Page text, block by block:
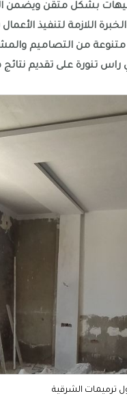
بشكل متقن ويضمن
اللازمة لتنفيذ
من التصاميم
راس تنورة على تقديم
ترميمات الشرقية